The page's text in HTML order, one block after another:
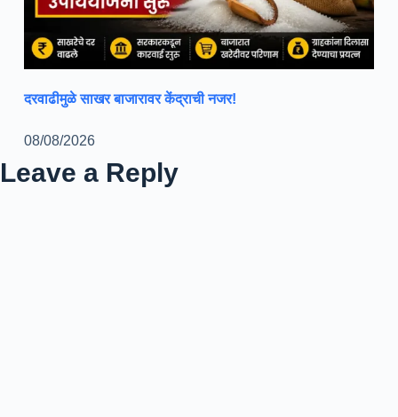
दरवाढीमुळे साखर बाजारावर केंद्राची नजर!
08/08/2026
Leave a Reply